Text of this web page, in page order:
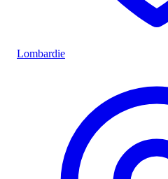
Lombardie